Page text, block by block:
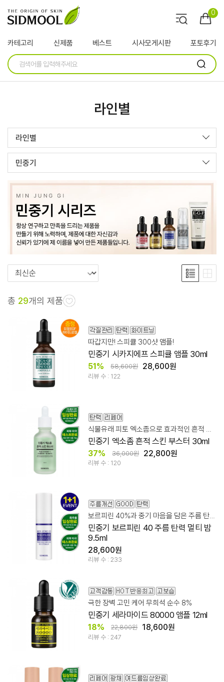
0
카테고리 신제품 베스트 시사모게시판 포토후기
라인별
라인별
민중기
총 29개의 제품
따갑지만! 스피큘 300샷 앰플!
민중기 시카지에프 스피큘 앰플 30ml
51% 58,600원 28,600원
리뷰 수 : 122
민중기 엑소좀 흔적 스킨 부스터 30ml
37% 36,000원 22,800원
리뷰 수 : 120
보르피린 40%과 중기 마음을 담은 주름 탄력 멀티밤!
민중기 보르피린 40 주름 탄력 멀티 밤
9.5ml
28,600원
리뷰 수 : 233
극한 장벽 고민 케어 무희석 순수 8%
민중기 세라마이드 80000 앰플 12ml
18% 22,800원 18,600원
리뷰 수 : 247